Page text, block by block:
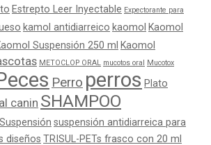
Estrepto Leer Inyectable Expectorante para
kamol antidiarreico kaomol Kaomol
Suspensión 250 ml Kaomol
METOCLOP ORAL mucotos oral Mucotox
Perro perros Plato
canin SHAMPOO
Suspensión suspensión antidiarreica para
diseños TRISUL-PETs frasco con 20 ml